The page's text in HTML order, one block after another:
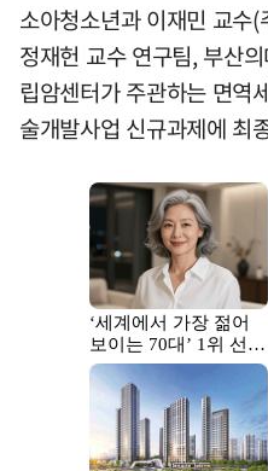
소아청소년과 이재민 교수
정재헌 교수 연구팀, 부산
립암센터가 주관하는 면역
술개발사업 신규과제에 최